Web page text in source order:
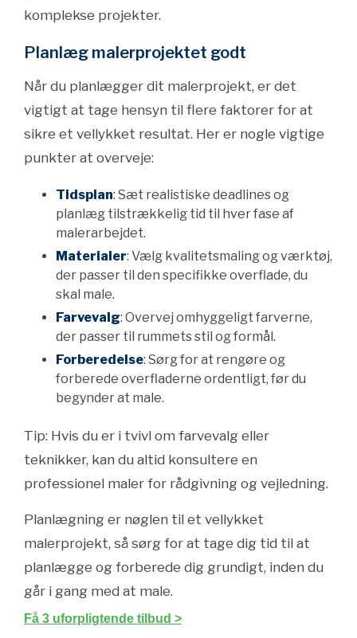
komplekse projekter.
Planlæg malerprojektet godt
Når du planlægger dit malerprojekt, er det
vigtigt at tage hensyn til flere faktorer for at
sikre et vellykket resultat. Her er nogle vigtige
punkter at overveje:
Tidsplan: Sæt realistiske deadlines og
planlæg tilstrækkelig tid til hver fase af
malerarbejdet.
Materialer: Vælg kvalitetsmaling og værktøj,
der passer til den specifikke overflade, du
skal male.
Farvevalg: Overvej omhyggeligt farverne,
der passer til rummets stil og formål.
Forberedelse: Sørg for at rengøre og
forberede overfladerne ordentligt, før du
begynder at male.
Tip: Hvis du er i tvivl om farvevalg eller
teknikker, kan du altid konsultere en
professionel maler for rådgivning og vejledning.
Planlægning er nøglen til et vellykket
malerprojekt, så sørg for at tage dig tid til at
planlægge og forberede dig grundigt, inden du
går i gang med at male.
Få 3 uforpligtende tilbud >